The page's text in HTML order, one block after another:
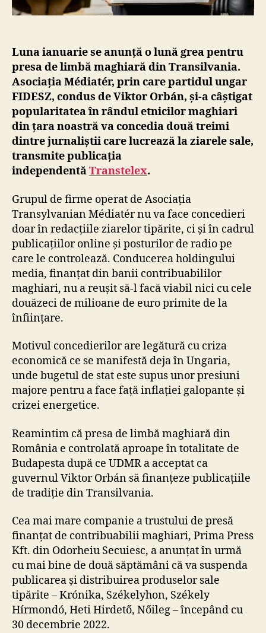
s
e
p
r
a
b
a
h
R
Luna ianuarie se anunță o lună grea pentru
presa de limbă maghiară din Transilvania.
Asociația Médiatér, prin care partidul ungar
FIDESZ, condus de Viktor Orbán, și-a câștigat
popularitatea în rândul etnicilor maghiari
din țara noastră va concedia două treimi
dintre jurnaliștii care lucrează la ziarele sale,
transmite publicația
independentăTranstelex.
Grupul de firme operat de Asociația
Transylvanian Médiatér nu va face concedieri
doar în redacțiile ziarelor tipărite, ci și în cadrul
publicațiilor online și posturilor de radio pe
care le controlează. Conducerea holdingului
media, finanțat din banii contribuabililor
maghiari, nu a reușit să-l facă viabil nici cu cele
douăzeci de milioane de euro primite de la
înființare.
Motivul concedierilor are legătură cu criza
economică ce se manifestă deja în Ungaria,
unde bugetul de stat este supus unor presiuni
majore pentru a face față inflației galopante și
crizei energetice.
Reamintim că presa de limbă maghiară din
România e controlată aproape în totalitate de
Budapesta după ce UDMR a acceptat ca
guvernul Viktor Orbán să finanțeze publicațiile
de tradiție din Transilvania.
Cea mai mare companie a trustului de presă
finanțat de contribuabilii maghiari, Prima Press
Kft. din Odorheiu Secuiesc, a anunțat în urmă
cu mai bine de două săptămâni că va suspenda
publicarea și distribuirea produselor sale
tipărite – Krónika, Székelyhon, Székely
Hírmondó, Heti Hirdető, Nőileg – începând cu
30 decembrie 2022.